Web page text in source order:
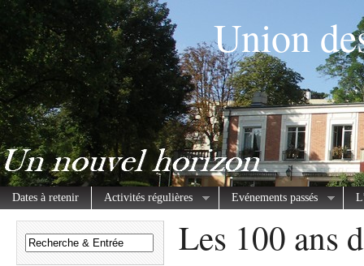
Union
Dates à retenir Activités régulières Evénements passés
Les 100 ans